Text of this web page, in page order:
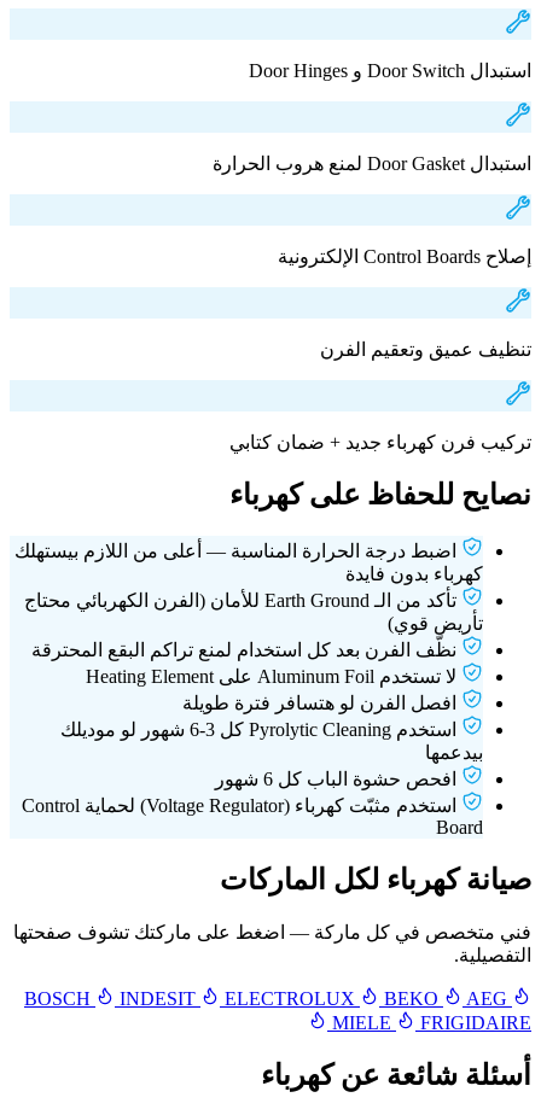
استبدال Door Switch و Door Hinges
استبدال Door Gasket لمنع هروب الحرارة
إصلاح Control Boards الإلكترونية
تنظيف عميق وتعقيم الفرن
تركيب فرن كهرباء جديد + ضمان كتابي
نصايح للحفاظ على كهرباء
اضبط درجة الحرارة المناسبة — أعلى من اللازم بيستهلك
كهرباء بدون فايدة
تأكد من الـ Earth Ground للأمان (الفرن الكهربائي محتاج
تأريض قوي)
نظّف الفرن بعد كل استخدام لمنع تراكم البقع المحترقة
لا تستخدم Aluminum Foil على Heating Element
افصل الفرن لو هتسافر فترة طويلة
استخدم Pyrolytic Cleaning كل 3-6 شهور لو موديلك
بيدعمها
افحص حشوة الباب كل 6 شهور
استخدم مثبّت كهرباء (Voltage Regulator) لحماية Control
Board
صيانة كهرباء لكل الماركات
فني متخصص في كل ماركة — اضغط على ماركتك تشوف صفحتها
التفصيلية.
BOSCH INDESIT ELECTROLUX BEKO
AEG
MIELE
FRIGIDAIRE
أسئلة شائعة عن كهرباء